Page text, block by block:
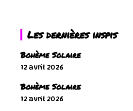
Les dernières inspis
Bohème Solaire
12 avril 2026
Bohème Solaire
12 avril 2026